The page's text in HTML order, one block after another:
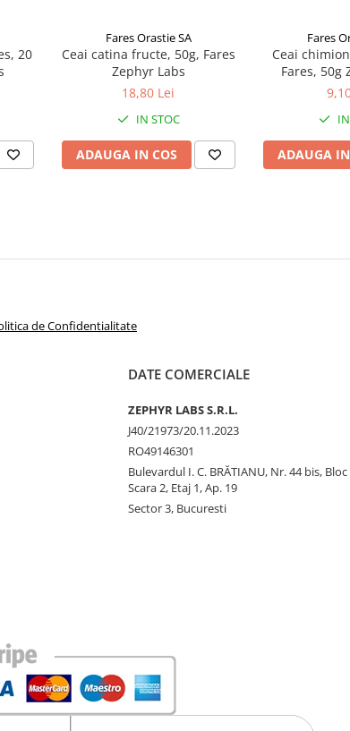
20
Fares Orastie SA
Ceai catina fructe, 50g, Fares
Zephyr Labs
18,80 Lei
IN STOC
ADAUGA IN COS
Fares
Ceai
Fares, 50g
ADAUGA
de Confidentialitate
DATE COMERCIALE
ZEPHYR LABS S.R.L.
J40/21973/20.11.2023
RO49146301
Bulevardul I. C. BRĂTIANU, Nr. 44 bis, Bloc
Scara 2, Etaj 1, Ap. 19
Sector 3, Bucuresti